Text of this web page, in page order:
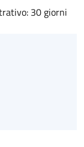
30 giorni